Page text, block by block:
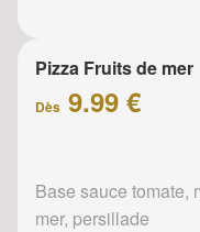
Pizza Fruits de mer
Dès 9.99 €
Base sauce tomate,
mer, persillade